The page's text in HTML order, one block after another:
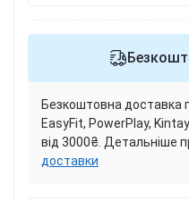
Безкоштовна доставка
EasyFit, PowerPlay,
від 3000₴. Детальніше
доставки